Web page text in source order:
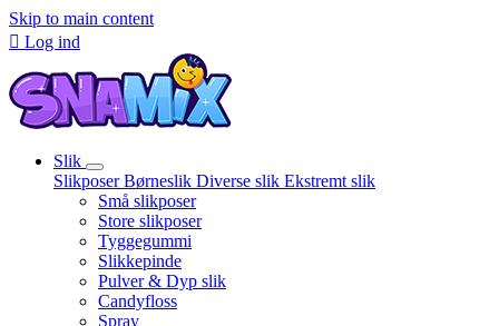
Skip to main content
 Log ind
Slik
SlikposerBørneslik Diverse slik Ekstremt slik
Små slikposer
Store slikposer
Tyggegummi
Slikkepinde
Pulver & Dyp slik
Candyfloss
Spray